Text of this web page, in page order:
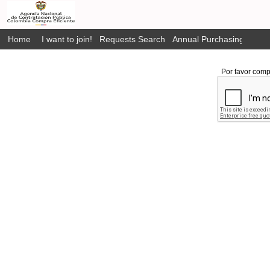
Home I want to join! Requests Search Annual Purchasing Plan
Por favor